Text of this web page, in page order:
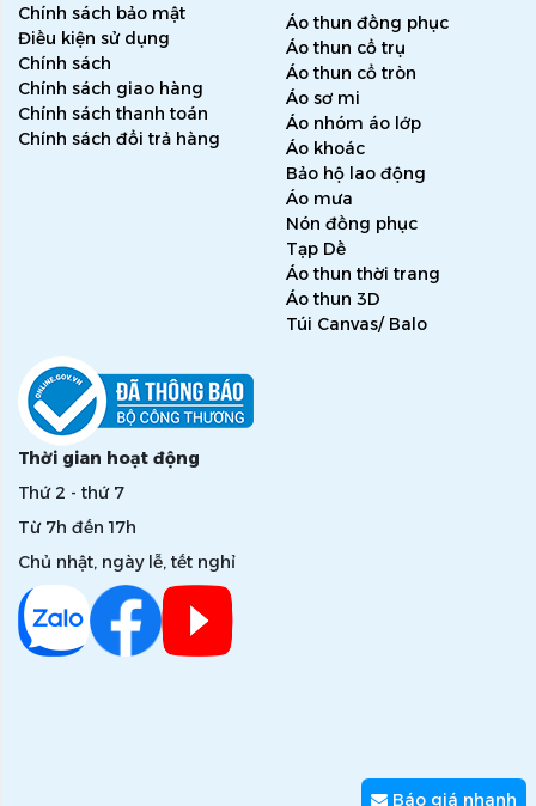
Chính sách bảo mật
Điều kiện sử dụng
Chính sách
Chính sách giao hàng
Chính sách thanh toán
Chính sách đổi trả hàng
Áo thun đồng phục
Áo thun cổ trụ
Áo thun cổ tròn
Áo sơ mi
Áo nhóm áo lớp
Áo khoác
Bảo hộ lao động
Áo mưa
Nón đồng phục
Tạp Dề
Áo thun thời trang
Áo thun 3D
Túi Canvas/ Balo
Thời gian hoạt động
Thứ 2 - thứ 7
Từ 7h đến 17h
Chủ nhật, ngày lễ, tết nghỉ
Báo giá nhanh